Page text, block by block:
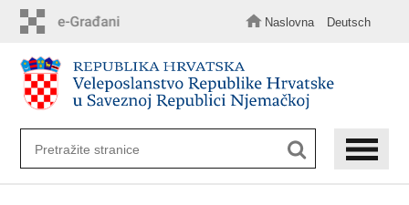
sadržaj
Naslovna Deutsch